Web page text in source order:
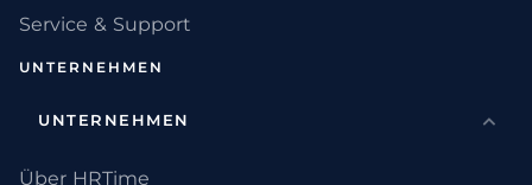
Service & Support
UNTERNEHMEN
UNTERNEHMEN
Über HRTime